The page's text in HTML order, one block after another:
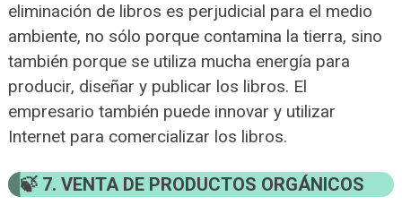
eliminación de libros es perjudicial para el medio
ambiente, no sólo porque contamina la tierra, sino
también porque se utiliza mucha energía para
producir, diseñar y publicar los libros. El
empresario también puede innovar y utilizar
Internet para comercializar los libros.
7. VENTA DE PRODUCTOS ORGÁNICOS